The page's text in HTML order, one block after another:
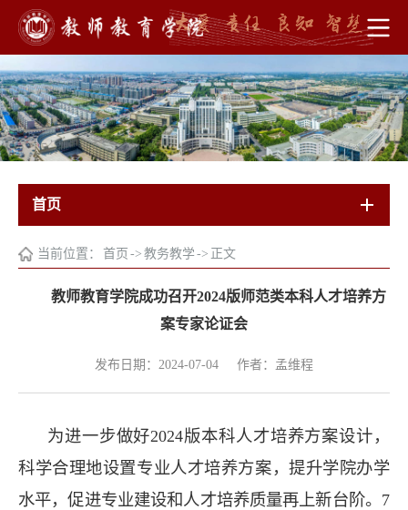
首页
当前位置： 首页 -> 教务教学-> 正文
教师教育学院成功召开2024版师范类本科人才培养方
案专家论证会
发布日期：2024-07-04 作者：孟维程
为进一步做好2024版本科人才培养方案设计，
科学合理地设置专业人才培养方案，提升学院办学
水平，促进专业建设和人才培养质量再上新台阶。 7